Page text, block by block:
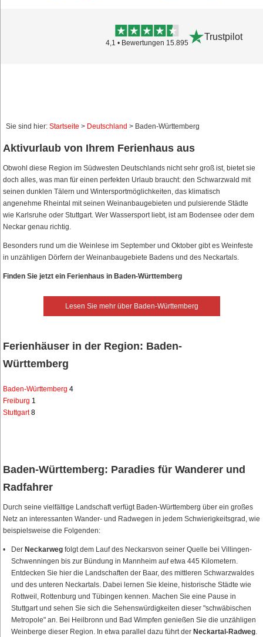
4,1 • Bewertungen 15.895
Trustpilot
Sie sind hier: Startseite > Deutschland > Baden-Württemberg
Aktivurlaub von Ihrem Ferienhaus aus
Obwohl diese Region im Südwesten Deutschlands nicht sehr groß ist, bietet sie
doch alles, was man für einen perfekten Urlaub braucht: den Schwarzwald mit
seinen dunklen Tälern und Wintersportmöglichkeiten, das klimatisch
angenehme Rheintal mit seinen Weinanbaugebieten und pulsierende Städte
wie Karlsruhe oder Stuttgart. Wer Wassersport liebt, ist am Bodensee oder dem
Neckar genau richtig.
Besonders rund um die Weinlese im September und Oktober gibt es Weinfeste
in unzähligen Dörfern der Weinanbaugebiete Badens und des Neckartals.
Finden Sie jetzt ein Ferienhaus in Baden-Württemberg
Lesen Sie mehr über Baden-Württemberg
Ferienhäuser in der Region: Baden-
Württemberg
Baden-Württemberg 4
Freiburg 1
Stuttgart8
Baden-Württemberg: Paradies für Wanderer und
Radfahrer
Durch seine vielfältige Landschaft verfügt Baden-Württemberg über ein großes
Netz an interessanten Wander- und Radwegen in jedem Schwierigkeitsgrad, wie
beispielsweise die Folgenden:
Der Neckarweg folgt dem Lauf des Neckarsvon seiner Quelle bei Villingen-
Schwenningen bis zur Bündung in Mannheim auf etwa 445 Kilometern.
Entdecken Sie hier die Landschaften der Baar, des mittleren Schwarzwaldes
und des unteren Neckartals. Dabei lernen Sie kleine, historische Städte wie
Rottweil, Rottenburg und Tübingen kennen. Machen Sie eine Pause in
Stuttgart und sehen Sie sich die Sehenswürdigkeiten dieser "schwäbischen
Metropole" an. Bei Heilbronn und Bad Wimpfen genießen Sie die unzähligen
Weinberge dieser Region. In etwa parallel dazu führt der Neckartal-Radweg.